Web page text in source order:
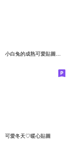
可愛冬天♡暖心貼圖